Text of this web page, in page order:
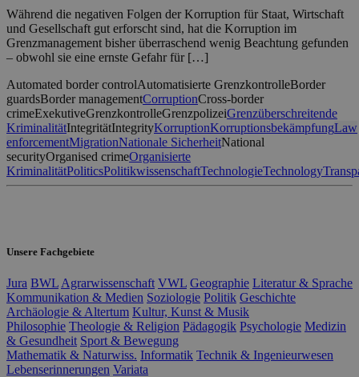
Während die negativen Folgen der Korruption für Staat, Wirtschaft
und Gesellschaft gut erforscht sind, hat die Korruption im
Grenzmanagement bisher überraschend wenig Beachtung gefunden
– obwohl sie eine ernste Gefahr für […]
Automated border controlAutomatisierte GrenzkontrolleBorder
guardsBorder managementCorruptionCross-border
crimeExekutiveGrenzkontrolleGrenzpolizeiGrenzüberschreitende
KriminalitätIntegritätIntegrityKorruptionKorruptionsbekämpfungLaw
enforcementMigrationNationale SicherheitNational
securityOrganised crimeOrganisierte
KriminalitätPoliticsPolitikwissenschaftTechnologieTechnology
Unsere Fachgebiete
Jura BWL Agrarwissenschaft VWL Geographie Literatur & Sprache
Kommunikation & Medien Soziologie Politik Geschichte
Archäologie & Altertum Kultur, Kunst & Musik
Philosophie Theologie & Religion Pädagogik Psychologie Medizin
& Gesundheit Sport & Bewegung
Mathematik & Naturwiss. Informatik Technik & Ingenieurwesen
Lebenserinnerungen Variata